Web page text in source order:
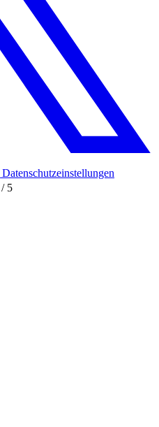
/ 5
Datenschutzeinstellungen